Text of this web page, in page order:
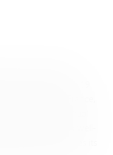
and a global
through 19
sites in Israel, France,
facilities in Brazil
and well-
Haifa makes its